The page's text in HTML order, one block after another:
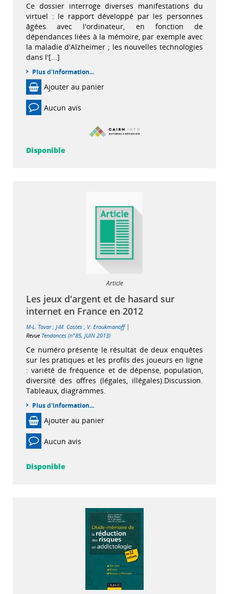
Ce dossier interroge diverses manifestations du
virtuel : le rapport développé par les personnes
âgées avec l'ordinateur, en fonction de
dépendances liées à la mémoire, par exemple avec
la maladie d'Alzheimer ; les nouvelles technologies
dans l'[...]
Plus d'information...
Ajouter au panier
Aucun avis
Disponible
Article
Les jeux d'argent et de hasard sur
internet en France en 2012
M-L. Tovar; J-M. Costes ; V. Eroukmanoff |
Revue Tendances (n°85, JUIN 2013)
Ce numéro présente le résultat de deux enquêtes
sur les pratiques et les profils des joueurs en ligne
: variété de fréquence et de dépense, population,
diversité des offres (légales, illégales).Discussion.
Tableaux, diagrammes.
Plus d'information...
Ajouter au panier
Aucun avis
Disponible